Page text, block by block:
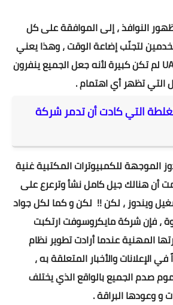
النوافذ ، إلى الموافقة على كل
لتجنّب إضاعة الوقت ، وهذا يعني
أن الفائدة من نظام UAC لم تكن كبيرة لأنه جعل الجميع ينفرون
التي تظهر أي اهتمام .
التي كادت أن تدمر شركة
للكمبيوترات المكتبية غنية
أن هنالك جيل كامل نشأ وترعرع على
ويندوز ، لكن !! لكن و كما لكل جواد
، فإن شركة مايكروسوفت ارتكبت
المهنية عندما أرادت تطوير نظام
الإعلانات والأخبار المتعلقة به ،
صدم الجميع بالواقع الذي يختلف
و وعودها البراقة .